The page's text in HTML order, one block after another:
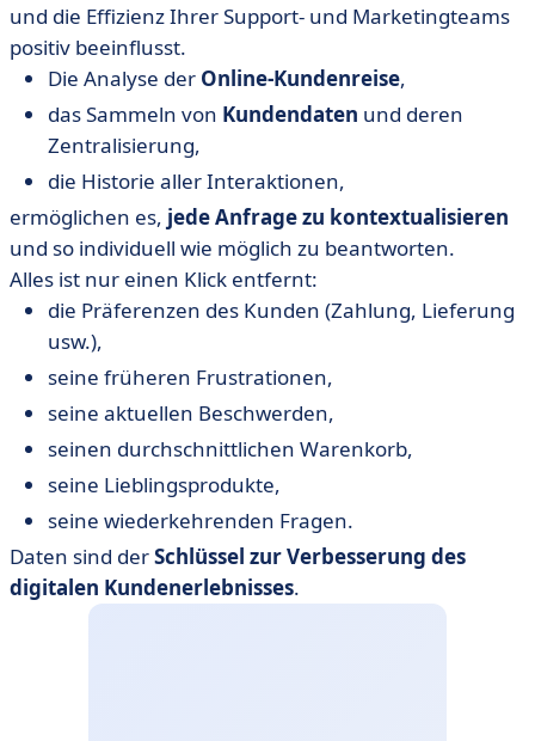
und die Effizienz Ihrer Support- und Marketingteams
positiv beeinflusst.
Die Analyse der Online-Kundenreise,
das Sammeln von Kundendaten und deren
Zentralisierung,
die Historie aller Interaktionen,
ermöglichen es, jede Anfrage zu kontextualisieren
und so individuell wie möglich zu beantworten.
Alles ist nur einen Klick entfernt:
die Präferenzen des Kunden (Zahlung, Lieferung
usw.),
seine früheren Frustrationen,
seine aktuellen Beschwerden,
seinen durchschnittlichen Warenkorb,
seine Lieblingsprodukte,
seine wiederkehrenden Fragen.
Daten sind derSchlüssel zur Verbesserung des
digitalen Kundenerlebnisses.